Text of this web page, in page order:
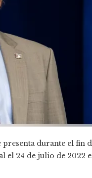
durante el fin
el 24 de julio de 2022